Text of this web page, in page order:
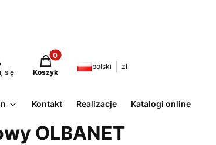
się
Produkty w koszyku: 0. Zobacz szczegóły
Koszyk
polski zł
Kontakt Realizacje Katalogi online
OLBANET